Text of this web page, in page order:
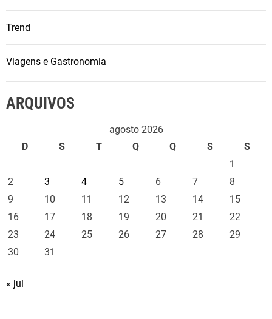
Trend
Viagens e Gastronomia
ARQUIVOS
agosto 2026
D
S T Q Q S
S
1
2
3 4 5 6 7
8
9
10 11 12 13 14
15
16
17 18 19 20 21
22
23
24 25 26 27 28
29
30
31
« jul